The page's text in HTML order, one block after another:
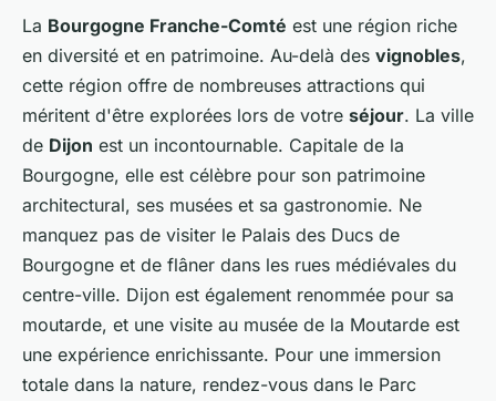
La Bourgogne Franche-Comté est une région riche
en diversité et en patrimoine. Au-delà des vignobles,
cette région offre de nombreuses attractions qui
méritent d'être explorées lors de votre séjour. La ville
de Dijon est un incontournable. Capitale de la
Bourgogne, elle est célèbre pour son patrimoine
architectural, ses musées et sa gastronomie. Ne
manquez pas de visiter le Palais des Ducs de
Bourgogne et de flâner dans les rues médiévales du
centre-ville. Dijon est également renommée pour sa
moutarde, et une visite au musée de la Moutarde est
une expérience enrichissante. Pour une immersion
totale dans la nature, rendez-vous dans le Parc